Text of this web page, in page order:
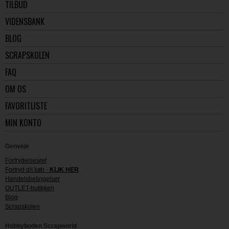
TILBUD
VIDENSBANK
BLOG
SCRAPSKOLEN
FAQ
OM OS
FAVORITLISTE
MIN KONTO
Genveje
Fortrydelsesret
Fortryd dit køb - KLIK HER
Handelsbetingelser
OUTLET-butikken
Blog
Scrapskolen
Hobbyboden Scrapworld